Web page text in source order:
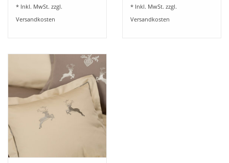
Kinder
Accessoires Spa
Info-Service
* Inkl. MwSt. zzgl.
Versandkosten
* Inkl. MwSt. zzgl.
Versandkosten